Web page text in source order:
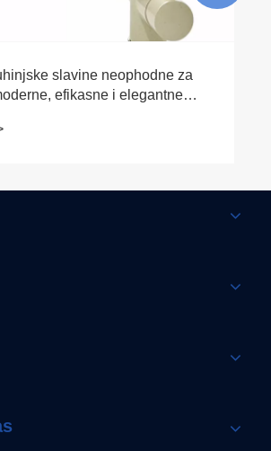
slavine neophodne za
efikasne i elegantne